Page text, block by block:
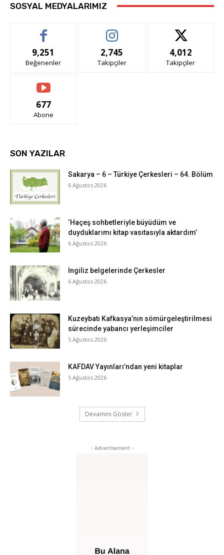
SOSYAL MEDYALARIMIZ
9,251
Beğenenler
2,745
Takipçiler
4,012
Takipçiler
677
Abone
SON YAZILAR
Sakarya – 6 – Türkiye Çerkesleri – 64. Bölüm
6 Ağustos 2026
‘Haçeş sohbetleriyle büyüdüm ve
duyduklarımı kitap vasıtasıyla aktardım’
6 Ağustos 2026
İngiliz belgelerinde Çerkesler
6 Ağustos 2026
Kuzeybatı Kafkasya’nın sömürgeleştirilmesi
sürecinde yabancı yerleşimciler
5 Ağustos 2026
KAFDAV Yayınları’ndan yeni kitaplar
5 Ağustos 2026
Devamını Göster
- Advertisement -